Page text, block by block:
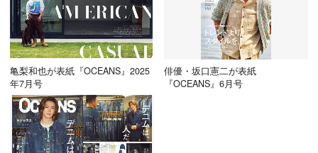
亀梨和也が表紙『OCEANS』2025
年7月号
俳優・坂口憲二が表紙
『OCEANS』6月号